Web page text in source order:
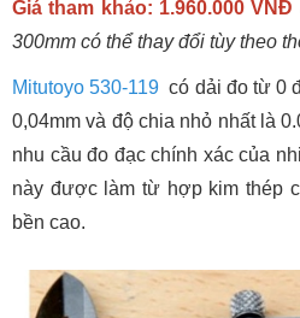
Giá tham khảo: 1.960.000 VNĐ
300mm có thể thay đổi tùy theo
Mitutoyo 530-119 có dải đo từ 0
0,04mm và độ chia nhỏ nhất là
nhu cầu đo đạc chính xác của
này được làm từ hợp kim thép
bền cao.